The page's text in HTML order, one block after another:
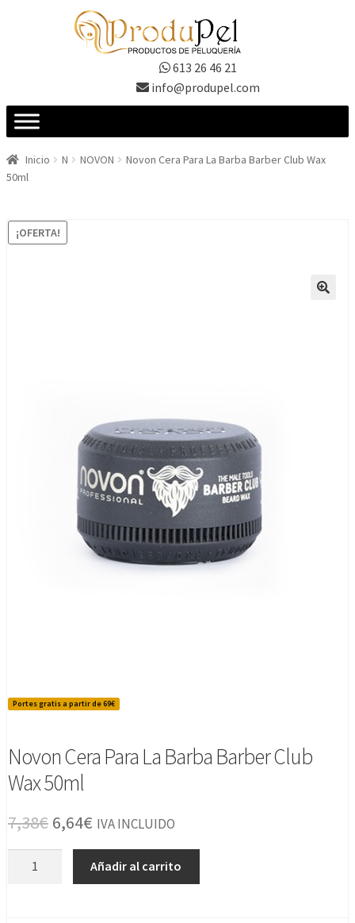
613 26 46 21
info@produpel.com
Inicio N NOVON
Novon Cera Para La Barba Barber Club Wax
50ml
¡OFERTA!
Portes gratis a partir de 69€
Novon Cera Para La Barba Barber Club
Wax 50ml
7,38€ El
precio
original
6,64€ El
precio
actual
IVA INCLUIDO
Añadir al carrito